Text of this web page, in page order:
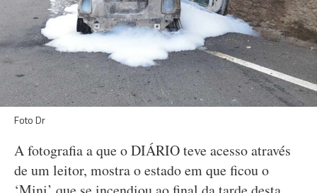
Foto Dr
A fotografia a que o DIÁRIO teve acesso através
de um leitor, mostra o estado em que ficou o